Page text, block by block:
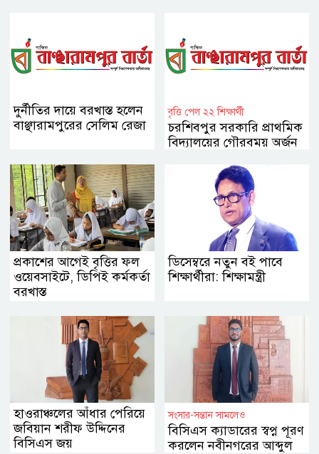
দুর্নীতির দায়ে বরখাস্ত হলেন
বাঞ্ছারামপুরের সেলিম রেজা
বৃত্তি পেল ২২ শিক্ষার্থী
চরশিবপুর সরকারি প্রাথমিক
বিদ্যালয়ের গৌরবময় অর্জন
প্রকাশের আগেই বৃত্তির ফল
ওয়েবসাইটে, ডিপিই কর্মকর্তা
বরখাস্ত
ডিসেম্বরে নতুন বই পাবে
শিক্ষার্থীরা: শিক্ষামন্ত্রী
হাওরাঞ্চলের আঁধার পেরিয়ে
জবিয়ান শরীফ উদ্দিনের
বিসিএস জয়
সংসার-সন্তান সামলেও
বিসিএস ক্যাডারের স্বপ্ন পূরণ
করলেন নবীনগরের আব্দুল